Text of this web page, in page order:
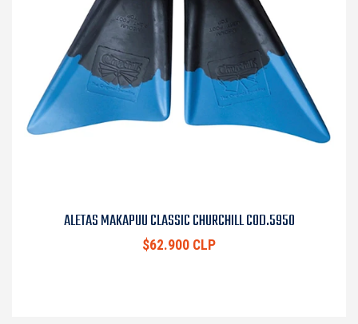
ALETAS MAKAPUU CLASSIC CHURCHILL COD.5950
$62.900 CLP